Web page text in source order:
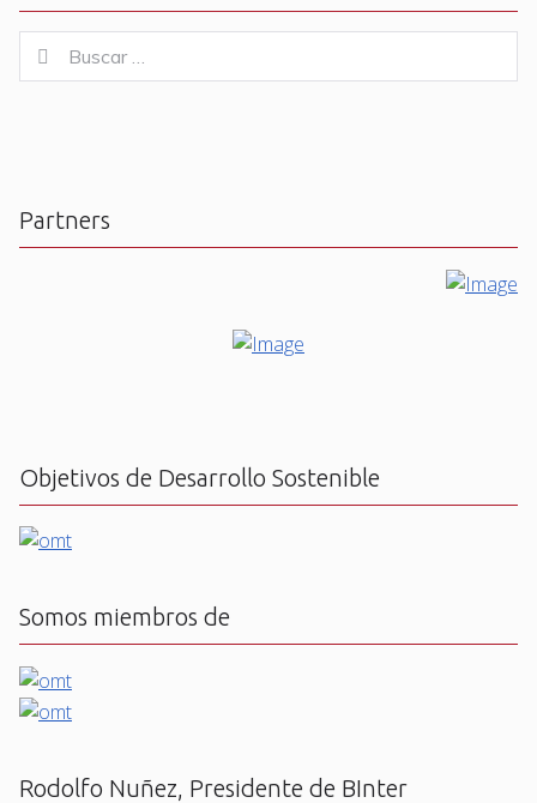
for:
Buscar
Partners
Objetivos de Desarrollo Sostenible
Somos miembros de
Rodolfo Nuñez, Presidente de BInter